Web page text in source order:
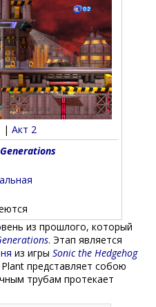
| Акт 2
из прошлого, который
. Этап является
из игры Sonic the Hedgehog
представляет собою
трубам протекает